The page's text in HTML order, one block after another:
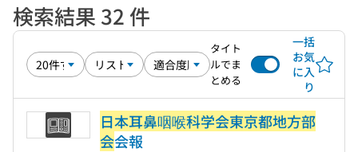
検索結果 32 件
タイト
ルでま
とめる
一括
お気
に入
り
日本耳鼻咽喉科学会東京都地方部
会会報